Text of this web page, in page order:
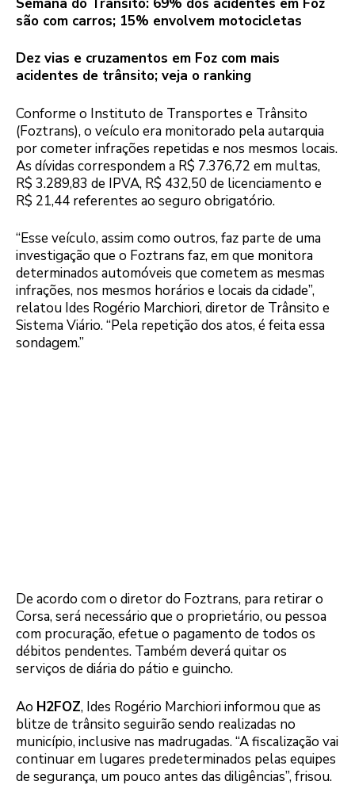
são com carros; 15% envolvem motocicletas
Dez vias e cruzamentos em Foz com mais
acidentes de trânsito; veja o ranking
Conforme o Instituto de Transportes e Trânsito
(Foztrans), o veículo era monitorado pela autarquia
por cometer infrações repetidas e nos mesmos locais.
As dívidas correspondem a R$ 7.376,72 em multas,
R$ 3.289,83 de IPVA, R$ 432,50 de licenciamento e
R$ 21,44 referentes ao seguro obrigatório.
“Esse veículo, assim como outros, faz parte de uma
investigação que o Foztrans faz, em que monitora
determinados automóveis que cometem as mesmas
infrações, nos mesmos horários e locais da cidade”,
relatou Ides Rogério Marchiori, diretor de Trânsito e
Sistema Viário. “Pela repetição dos atos, é feita essa
sondagem.”
De acordo com o diretor do Foztrans, para retirar o
Corsa, será necessário que o proprietário, ou pessoa
com procuração, efetue o pagamento de todos os
débitos pendentes. Também deverá quitar os
serviços de diária do pátio e guincho.
Ao H2FOZ, Ides Rogério Marchiori informou que as
blitze de trânsito seguirão sendo realizadas no
município, inclusive nas madrugadas. “A fiscalização vai
continuar em lugares predeterminados pelas equipes
de segurança, um pouco antes das diligências”, frisou.